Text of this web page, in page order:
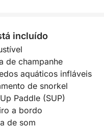
incluído
de champanhe
aquáticos infláveis
de snorkel
Paddle (SUP)
a bordo
de som